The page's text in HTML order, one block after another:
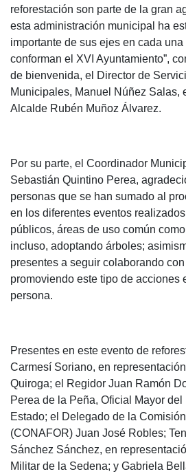
reforestación son parte de la gran
esta administración municipal ha
importante de sus ejes en cada
conforman el XVI Ayuntamiento”,
de bienvenida, el Director de
Municipales, Manuel Núñez Salas,
Alcalde Rubén Muñoz Álvarez.
Por su parte, el Coordinador
Sebastián Quintino Perea,
personas que se han sumado al
en los diferentes eventos
públicos, áreas de uso común
incluso, adoptando árboles;
presentes a seguir colaborando
promoviendo este tipo de acciones
persona.
Presentes en este evento de
Carmesí Soriano, en
Quiroga; el Regidor Juan Ramón
Perea de la Peña, Oficial Mayor del
Estado; el Delegado de la
(CONAFOR) Juan José Robles;
Sánchez Sánchez, en
Militar de la Sedena; y Gabriela